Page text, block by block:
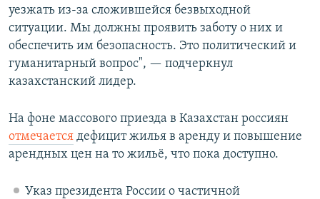
уезжать из-за сложившейся безвыходной
ситуации. Мы должны проявить заботу о них и
обеспечить им безопасность. Это политический и
гуманитарный вопрос", — подчеркнул
казахстанский лидер.
На фоне массового приезда в Казахстан россиян
отмечается дефицит жилья в аренду и повышение
арендных цен на то жильё, что пока доступно.
Указ президента России о частичной